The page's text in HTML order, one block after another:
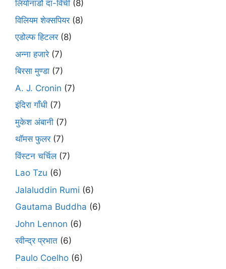
लियोनार्डो दा-विंची (8)
विलियम शेक्सपियर(8)
एडोल्फ हिटलर(8)
अन्ना हजारे(7)
बिरसा मुण्डा (7)
A. J. Cronin (7)
इंदिरा गाँधी (7)
मुकेश अंबानी (7)
थॉमस फुलर(7)
विंस्टन चर्चिल(7)
Lao Tzu (6)
Jalaluddin Rumi (6)
Gautama Buddha (6)
John Lennon (6)
रवीन्द्र प्रभात (6)
Paulo Coelho (6)